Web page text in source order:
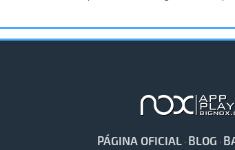
PÁGINA OFICIAL · BLOG ·